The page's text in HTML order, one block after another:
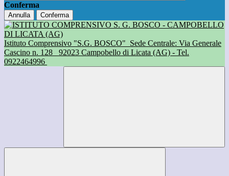
Conferma
Annulla Conferma
Istituto Comprensivo "S.G. BOSCO" Sede Centrale: Via Generale
Cascino n. 128
92023 Campobello di Licata (AG) - Tel.
0922464996